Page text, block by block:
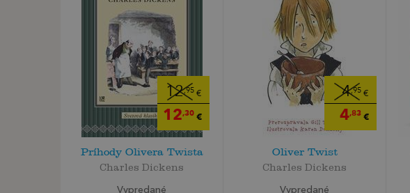
12,95 €
12,30 €
Príhody Olivera Twista
Charles Dickens
Vypredané
4,95 €
4,83 €
Oliver Twist
Charles Dickens
Vypredané